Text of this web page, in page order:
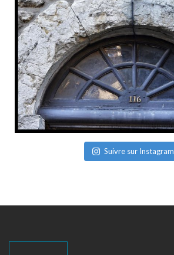
Suivre sur Instagram